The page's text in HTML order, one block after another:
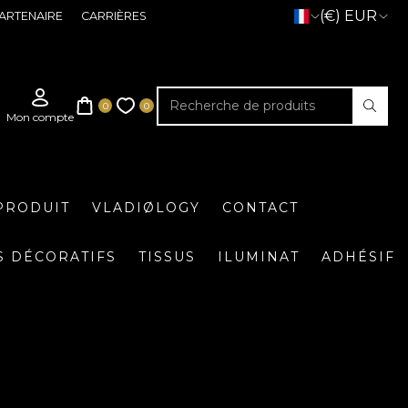
CARRIÈRES (€) EUR
VLADIØLOGY CONTACT
DÉCORATIFS TISSUS ILUMINAT ADHÉSIF